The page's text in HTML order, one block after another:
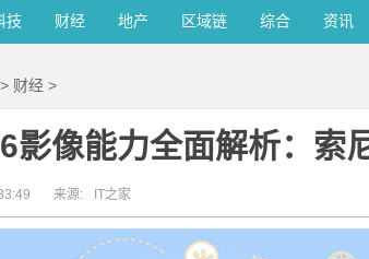
技 财经 地产 区域链 综合 资讯
> 财经 >
影像能力全面解析：索
来源: IT之家